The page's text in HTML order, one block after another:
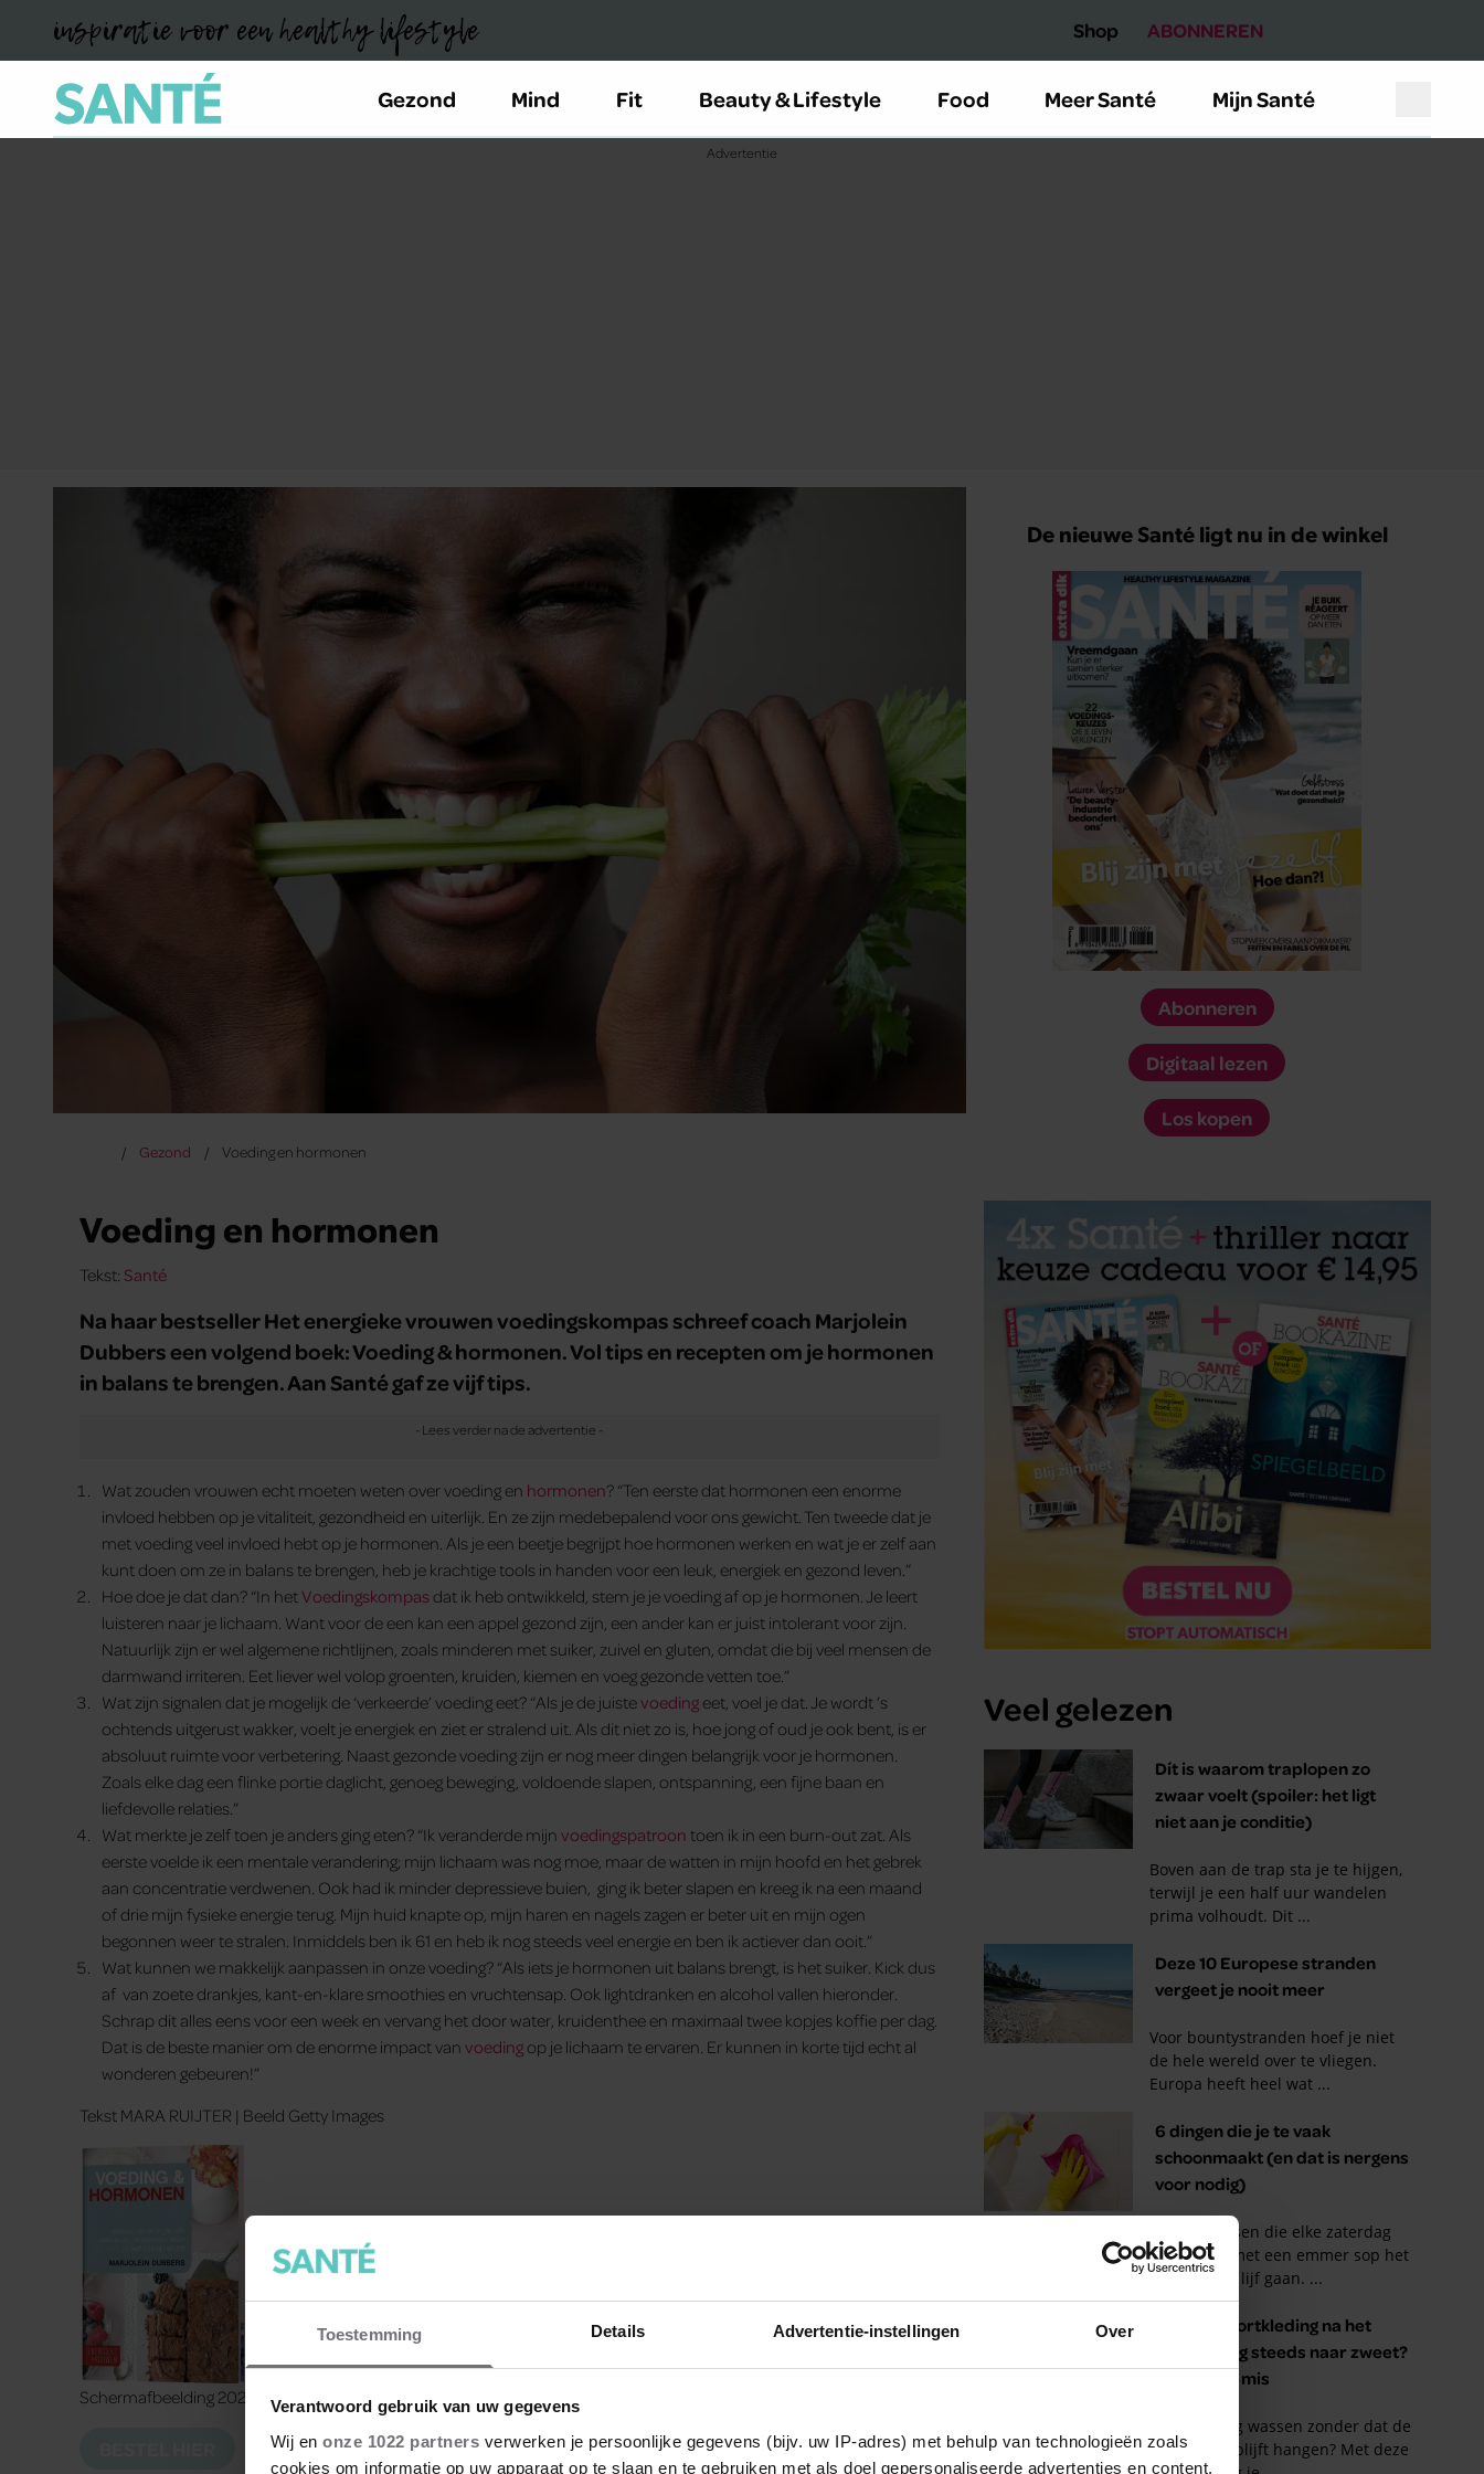
Toestemming Details Advertentie-instellingen Over
Verantwoord gebruik van uw gegevens
Wij en onze 1022 partners verwerken je persoonlijke gegevens (bijv. uw IP-adres) met behulp van technologieën zoals
cookies om informatie op uw apparaat op te slaan en te gebruiken met als doel gepersonaliseerde advertenties en content,
inspiratie voor een healthy lifestyle Shop ABONNEREN
Gezond Mind Fit Beauty & Lifestyle Food Meer Santé Mijn Santé
Gezond Voeding en hormonen
Voeding en hormonen
Tekst: Santé
Na haar bestseller Het energieke vrouwen voedingskompas schreef coach Marjolein
Dubbers een volgend boek: Voeding & hormonen. Vol tips en recepten om je hormonen
in balans te brengen. Aan Santé gaf ze vijf tips.
Wat zouden vrouwen echt moeten weten over voeding en hormonen? “Ten eerste dat hormonen een enorme
invloed hebben op je vitaliteit, gezondheid en uiterlijk. En ze zijn medebepalend voor ons gewicht. Ten tweede dat je
met voeding veel invloed hebt op je hormonen. Als je een beetje begrijpt hoe hormonen werken en wat je er zelf aan
kunt doen om ze in balans te brengen, heb je krachtige tools in handen voor een leuk, energiek en gezond leven.”
Hoe doe je dat dan? “In hetVoedingskompas dat ik heb ontwikkeld, stem je je voeding af op je hormonen. Je leert
luisteren naar je lichaam. Want voor de een kan een appel gezond zijn, een ander kan er juist intolerant voor zijn.
Natuurlijk zijn er wel algemene richtlijnen, zoals minderen met suiker, zuivel en gluten, omdat die bij veel mensen de
darmwand irriteren. Eet liever wel volop groenten, kruiden, kiemen en voeg gezonde vetten toe.”
Wat zijn signalen dat je mogelijk de ‘verkeerde’ voeding eet? “Als je de juistevoeding eet, voel je dat. Je wordt ’s
ochtends uitgerust wakker, voelt je energiek en ziet er stralend uit. Als dit niet zo is, hoe jong of oud je ook bent, is er
absoluut ruimte voor verbetering. Naast gezonde voeding zijn er nog meer dingen belangrijk voor je hormonen.
Zoals elke dag een flinke portie daglicht, genoeg beweging, voldoende slapen, ontspanning, een fijne baan en
liefdevolle relaties.”
Wat merkte je zelf toen je anders ging eten? “Ik veranderde mijn voedingspatroon toen ik in een burn-out zat. Als
eerste voelde ik een mentale verandering; mijn lichaam was nog moe, maar de watten in mijn hoofd en het gebrek
aan concentratie verdwenen. Ook had ik minder depressieve buien, ging ik beter slapen en kreeg ik na een maand
of drie mijn fysieke energie terug. Mijn huid knapte op, mijn haren en nagels zagen er beter uit en mijn ogen
begonnen weer te stralen. Inmiddels ben ik 61 en heb ik nog steeds veel energie en ben ik actiever dan ooit.”
Wat kunnen we makkelijk aanpassen in onze voeding? “Als iets je hormonen uit balans brengt, is het suiker. Kick dus
af van zoete drankjes, kant-en-klare smoothies en vruchtensap. Ook lightdranken en alcohol vallen hieronder.
Schrap dit alles eens voor een week en vervang het door water, kruidenthee en maximaal twee kopjes koffie per dag.
Dat is de beste manier om de enorme impact van voeding op je lichaam te ervaren. Er kunnen in korte tijd echt al
wonderen gebeuren!”
Tekst MARA RUIJTER | Beeld Getty Images
Schermafbeelding 2022 05 02 Om 10.45.04
De nieuwe Santé ligt nu in de winkel
Abonneren
Digitaal lezen
Los kopen